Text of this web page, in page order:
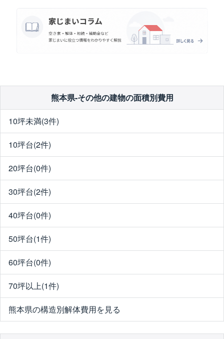
熊本県-その他の建物の面積別費用
10坪未満(3件)
10坪台(2件)
20坪台(0件)
30坪台(2件)
40坪台(0件)
50坪台(1件)
60坪台(0件)
70坪以上(1件)
熊本県の構造別解体費用を見る